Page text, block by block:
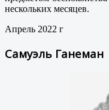
нескольких месяцев.
Апрель 2022 г
Самуэль Ганеман